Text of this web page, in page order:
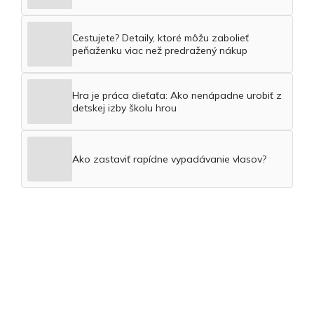
Cestujete? Detaily, ktoré môžu zabolieť
peňaženku viac než predražený nákup
Hra je práca dieťaťa: Ako nenápadne urobiť z
detskej izby školu hrou
Ako zastaviť rapídne vypadávanie vlasov?